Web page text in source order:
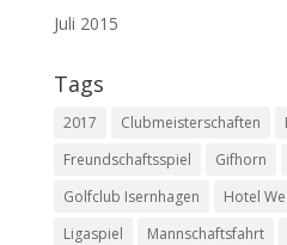
Juli 2015
Tags
2017 Clubmeisterschaften
Freundschaftsspiel
Gifhorn
Golfclub Isernhagen
Hotel
Ligaspiel
Mannschaftsfahrt